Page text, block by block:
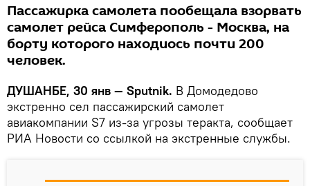
Пассажирка самолета пообещала взорвать
самолет рейса Симферополь - Москва, на
борту которого находиось почти 200
человек.
ДУШАНБЕ, 30 янв — Sputnik. В Домодедово
экстренно сел пассажирский самолет
авиакомпании S7 из-за угрозы теракта, сообщает
РИА Новости со ссылкой на экстренные службы.